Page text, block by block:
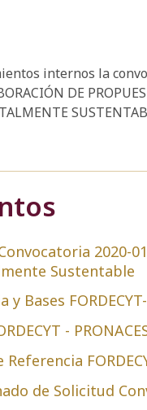
internos la
DE
2020-
Sustentable
y Bases
-
de Solicitud